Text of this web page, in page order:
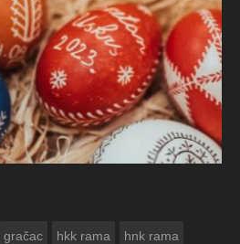
gračac hkk rama hnk rama